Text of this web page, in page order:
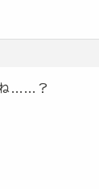
ね……？